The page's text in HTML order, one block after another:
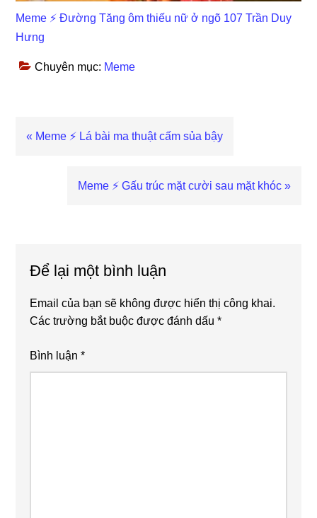
Meme ⚡ Đường Tăng ôm thiếu nữ ở ngõ 107 Trần Duy
Hưng
Chuyên mục: Meme
Previous
« Meme ⚡ Lá bài ma thuật cấm sủa bậy
Next
Meme ⚡ Gấu trúc mặt cười sau mặt khóc »
Để lại một bình luận
Email của bạn sẽ không được hiển thị công khai.
Các trường bắt buộc được đánh dấu*
Bình luận*